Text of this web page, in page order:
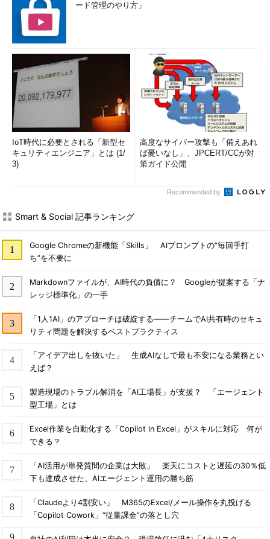
ード管理のやり方」
IoT時代に必要とされる「新型セ
キュリティエンジニア」とは (1/
3)
高度なサイバー攻撃も「備えあれ
ば憂いなし」、JPCERT/CCが対
策ガイド公開
Recommended by
Smart & Social 記事ランキング
Google Chromeの新機能「Skills」 AIプロンプトの“毎回手打
ち”を不要に
Markdownファイルが、AI時代の負債に？ Googleが提案する「ナ
レッジ標準化」の一手
「1人1AI」のアプローチは破綻する――チームでAI共有時のセキュ
リティ問題を解決するベストプラクティス
「アイデア出しを抜いた」 生成AIなしで最も不安になる業務とい
えば？
製造現場のトラブル解消を「AI工場長」が支援？ 「エージェント
型工場」とは
Excel作業を自動化する「Copilot in Excel」がスキルに対応 何が
できる？
「AI活用が単発質問の企業は大敗」 楽天にコストと遅延の30％低
下も達成させた、AIエージェント運用の勝ち筋
「Claudeより4割安い」 M365のExcel/メール操作を丸投げる
「Copilot Cowork」“従量課金”の落とし穴